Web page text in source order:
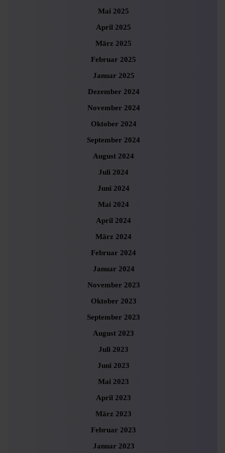
Mai 2025
April 2025
März 2025
Februar 2025
Januar 2025
Dezember 2024
November 2024
Oktober 2024
September 2024
August 2024
Juli 2024
Juni 2024
Mai 2024
April 2024
März 2024
Februar 2024
Januar 2024
November 2023
Oktober 2023
September 2023
August 2023
Juli 2023
Juni 2023
Mai 2023
April 2023
März 2023
Februar 2023
Januar 2023